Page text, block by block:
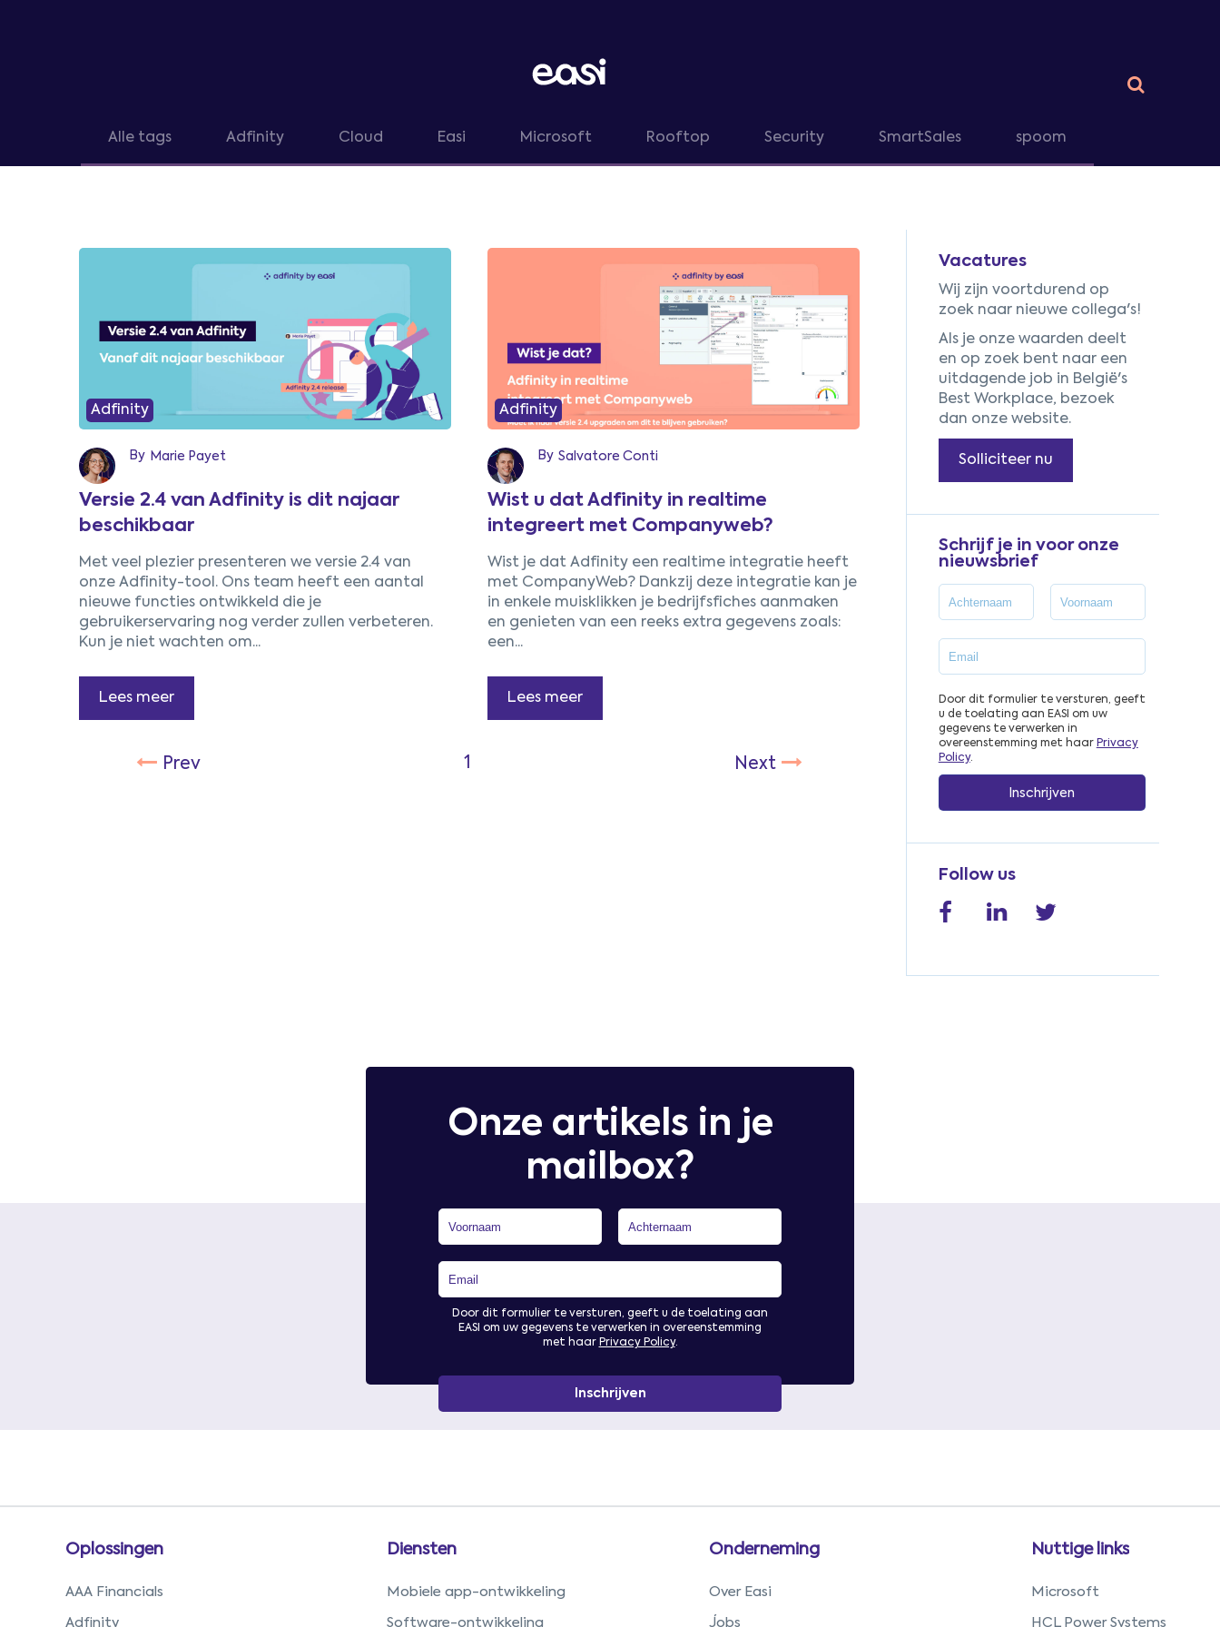
Alle tags Adfinity Cloud Easi Microsoft Rooftop Security SmartSales spoom
Adfinity
By Marie Payet
Versie 2.4 van Adfinity is dit najaar
beschikbaar
Met veel plezier presenteren we versie 2.4 van
onze Adfinity-tool. Ons team heeft een aantal
nieuwe functies ontwikkeld die je
gebruikerservaring nog verder zullen verbeteren.
Kun je niet wachten om...
Lees meer
Adfinity
By Salvatore Conti
Wist u dat Adfinity in realtime
integreert met Companyweb?
Wist je dat Adfinity een realtime integratie heeft
met CompanyWeb? Dankzij deze integratie kan je
in enkele muisklikken je bedrijfsfiches aanmaken
en genieten van een reeks extra gegevens zoals:
een...
Lees meer
Prev
Vacatures
Wij zijn voortdurend op
zoek naar nieuwe collega's!
Als je onze waarden deelt
en op zoek bent naar een
uitdagende job in België's
Best Workplace, bezoek
dan onze website.
Solliciteer nu
Schrijf je in voor onze
nieuwsbrief
Door dit formulier te versturen, geeft
u de toelating aan EASI om uw
gegevens te verwerken in
overeenstemming met haar Privacy
Policy.
Follow us
Onze artikels in je
mailbox?
Door dit formulier te versturen, geeft u de toelating aan
EASI om uw gegevens te verwerken in overeenstemming
met haar Privacy Policy.
Oplossingen
AAA Financials
Adfinity
Diensten
Mobiele app-ontwikkeling
Software-ontwikkeling
Onderneming
Over Easi
Jobs
Nuttige links
Microsoft
HCL Power Systems